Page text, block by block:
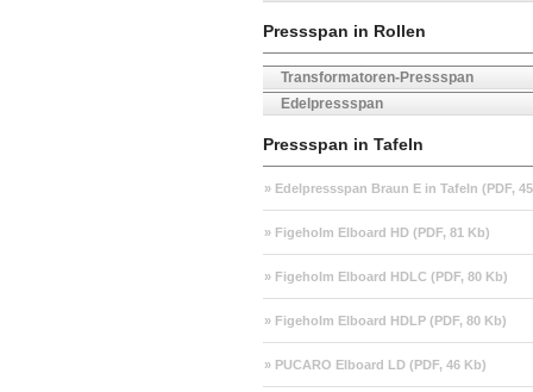
Pressspan in Rollen
Transformatoren-Pressspan
Edelpressspan
Pressspan in Tafeln
» Edelpressspan Braun E in Tafeln (PDF,
» Figeholm Elboard HD (PDF, 81 Kb)
» Figeholm Elboard HDLC (PDF, 80 Kb)
» Figeholm Elboard HDLP (PDF, 80 Kb)
» PUCARO Elboard LD (PDF, 46 Kb)